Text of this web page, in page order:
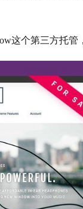
这个第三方托管